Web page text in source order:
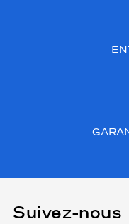
Suivez-nous